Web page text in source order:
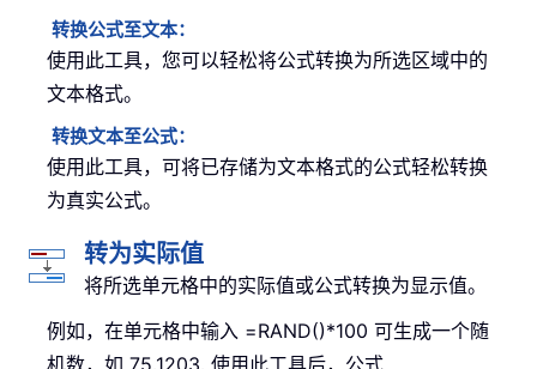
转换公式至文本：
使用此工具，您可以轻松将公式转换为所选区域中的
文本格式。
转换文本至公式：
使用此工具，可将已存储为文本格式的公式轻松转换
为真实公式。
转为实际值
将所选单元格中的实际值或公式转换为显示值。
例如，在单元格中输入 =RAND()*100 可生成一个随
机数，如 75.1203. 使用此工具后，公式